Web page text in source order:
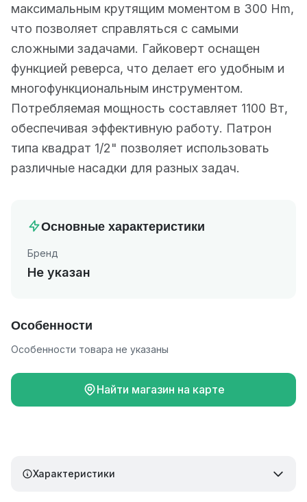
максимальным крутящим моментом в 300 Hm,
что позволяет справляться с самыми
сложными задачами. Гайковерт оснащен
функцией реверса, что делает его удобным и
многофункциональным инструментом.
Потребляемая мощность составляет 1100 Вт,
обеспечивая эффективную работу. Патрон
типа квадрат 1/2" позволяет использовать
различные насадки для разных задач.
Основные характеристики
Бренд
Не указан
Особенности
Особенности товара не указаны
Найти магазин на карте
Характеристики